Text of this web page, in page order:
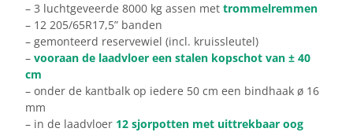
– 3 luchtgeveerde 8000 kg assen met trommelremmen
– 12 205/65R17,5” banden
– gemonteerd reservewiel (incl. kruissleutel)
– vooraan de laadvloer een stalen kopschot van ± 40
cm
– onder de kantbalk op iedere 50 cm een bindhaak ø 16
mm
– in de laadvloer 12 sjorpotten met uittrekbaar oog